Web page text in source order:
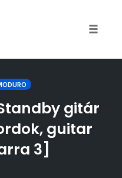
gitár
guitar
3]